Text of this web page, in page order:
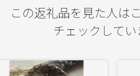
この返礼品を見た人は
チェックしてい